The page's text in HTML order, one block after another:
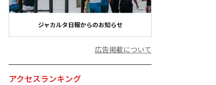
ジャカルタ日報からのお知らせ
広告掲載について
アクセスランキング